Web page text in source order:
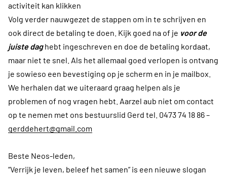
activiteit kan klikken
Volg verder nauwgezet de stappen om in te schrijven en
ook direct de betaling te doen. Kijk goed na of je voor de
juiste daghebt ingeschreven en doe de betaling kordaat,
maar niet te snel. Als het allemaal goed verlopen is ontvang
je sowieso een bevestiging op je scherm en in je mailbox.
We herhalen dat we uiteraard graag helpen als je
problemen of nog vragen hebt. Aarzel aub niet om contact
op te nemen met ons bestuurslid Gerd tel. 0473 74 18 86 –
gerddehert@gmail.com
Beste Neos-leden,
“Verrijk je leven, beleef het samen” is een nieuwe slogan